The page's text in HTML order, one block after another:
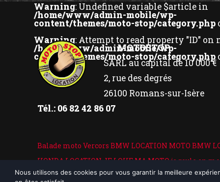
Warning: Undefined variable $article in
/home/www/admin-mobile/wp-
content/themes/moto-stop/category.php
Warning: Attempt to read property "ID"
/home/www/admin-mobile/wp-
content/themes/moto-stop/category.php
MOTOSTOP
SARL au capital de 10 000 €
2, rue des degrés
26100 Romans-sur-Isère
Tél.: 06 82 42 86 07
Balade moto Vercors BMW LOCATION MOTO BMW
HONDA LOCATION JE LOUE MA MOTO je roule en
Ardèchelocation moto assistance location moto
Nous utilisons des cookies pour vous garantir la meilleure